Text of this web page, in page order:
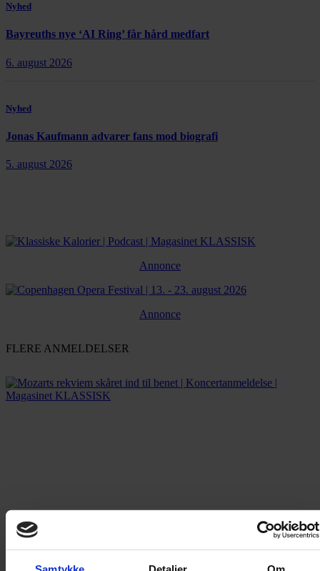
Nyhed
Bayreuths nye ‘AI Ring’ får hård medfart
6. august 2026
Nyhed
Jonas Kaufmann advarer fans mod biografi
5. august 2026
Annonce
Annonce
FLERE ANMELDELSER